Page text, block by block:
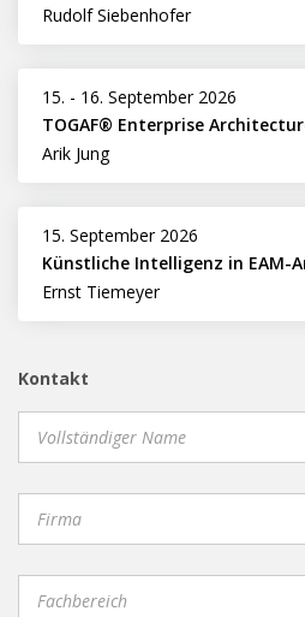
Rudolf Siebenhofer
15. - 16. September 2026
TOGAF® Enterprise
Arik Jung
15. September 2026
Ernst Tiemeyer
Kontakt